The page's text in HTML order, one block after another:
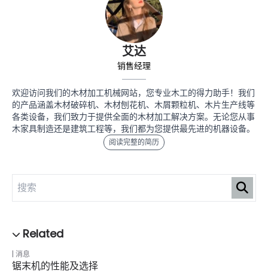
艾达
销售经理
欢迎访问我们的木材加工机械网站，您专业木工的得力助手！我们
的产品涵盖木材破碎机、木材刨花机、木屑颗粒机、木片生产线等
各类设备，我们致力于提供全面的木材加工解决方案。无论您从事
木家具制造还是建筑工程等，我们都为您提供最先进的机器设备。
阅读完整的简历
消息
锯末机的性能及选择